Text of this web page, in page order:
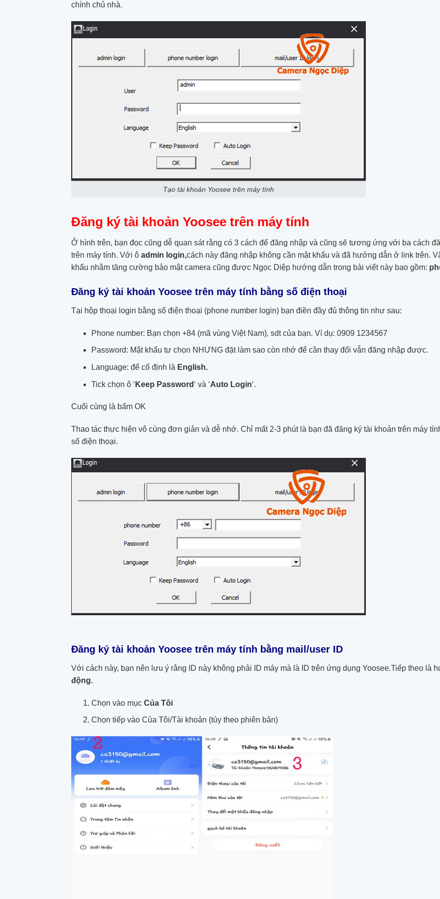
chính chủ nhà.
Tạo tài khoản Yoosee trên máy tính
Đăng ký tài khoản Yoosee trên máy tính
Ở hình trên, bạn đọc cũng dễ quan sát rằng có 3 cách để đăng nhập và cũng sẽ tương ứng với ba cách
trên máy tính. Với ôadmin login,cách này đăng nhập không cần mật khẩu và đã hướng dẫn ở link trên.
khẩu nhằm tăng cường bảo mật camera cũng được Ngọc Diệp hướng dẫn trong bài viết này bao gồm:
Đăng ký tài khoản Yoosee trên máy tính bằng số điện thoại
Tại hộp thoại login bằng số điện thoại (phone number login) bạn điền đầy đủ thông tin như sau:
Phone number: Bạn chọn +84 (mã vùng Việt Nam), sdt của bạn. Ví dụ: 0909 1234567
Password: Mật khẩu tự chọn NHƯNG đặt làm sao còn nhớ để cần thay đổi vẫn đăng nhập được.
Language: để cố định là English.
Tick chọn ô ‘ Keep Password ‘ và ‘Auto Login‘.
Cuối cùng là bấm OK
Thao tác thực hiện vô cùng đơn giản và dễ nhớ. Chỉ mất 2-3 phút là bạn đã đăng ký tài khoản trên máy
số điện thoại.
Đăng ký tài khoản Yoosee trên máy tính bằng mail/user ID
Với cách này, bạn nên lưu ý rằng ID này không phải ID máy mà là ID trên ứng dụng Yoosee.Tiếp theo là
động.
Chọn vào mụcCủa Tôi
Chọn tiếp vào Của Tôi/Tài khoản (tùy theo phiên bản)